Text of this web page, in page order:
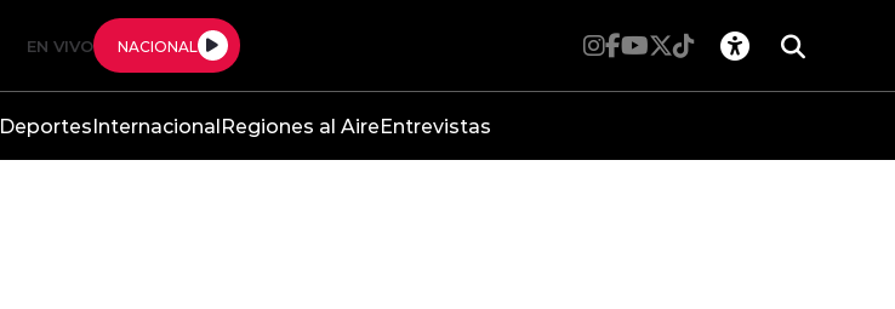
EN VIVO NACIONAL
DeportesInternacionalRegiones al AireEntrevistas